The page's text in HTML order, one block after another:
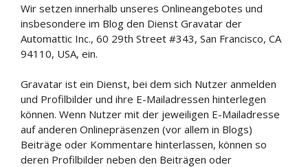
Wir setzen innerhalb unseres Onlineangebotes und
insbesondere im Blog den Dienst Gravatar der
Automattic Inc., 60 29th Street #343, San Francisco, CA
94110, USA, ein.
Gravatar ist ein Dienst, bei dem sich Nutzer anmelden
und Profilbilder und ihre E-Mailadressen hinterlegen
können. Wenn Nutzer mit der jeweiligen E-Mailadresse
auf anderen Onlinepräsenzen (vor allem in Blogs)
Beiträge oder Kommentare hinterlassen, können so
deren Profilbilder neben den Beiträgen oder